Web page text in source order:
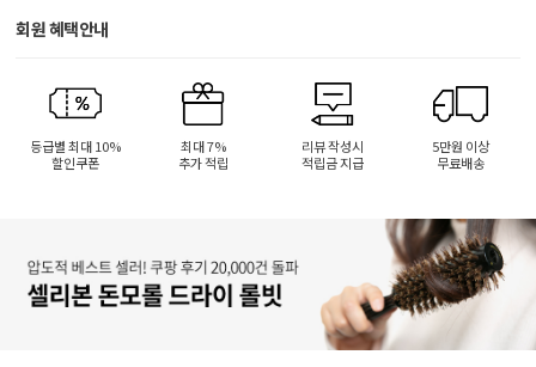
회원 혜택안내
등급별 최대 10%
할인쿠폰
최대 7%
추가 적립
리뷰 작성시
적립금 지급
5만원 이상
무료배송